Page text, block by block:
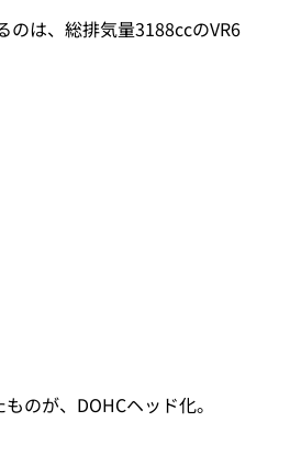
のは、総排気量3188ccのVR6
のが、DOHCヘッド化。